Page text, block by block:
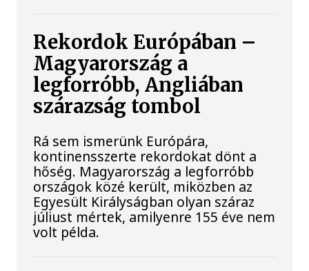
Rekordok Európában –
Magyarország a
legforróbb, Angliában
szárazság tombol
Rá sem ismerünk Európára,
kontinensszerte rekordokat dönt a
hőség. Magyarország a legforróbb
országok közé került, miközben az
Egyesült Királyságban olyan száraz
júliust mértek, amilyenre 155 éve nem
volt példa.